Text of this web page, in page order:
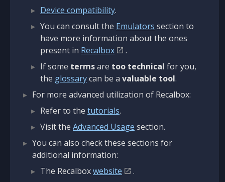
Device compatibility.
You can consult the Emulators section to
have more information about the ones
present in Recalbox
.
If some termsare too technical for you,
the glossarycan be a valuable tool.
For more advanced utilization of Recalbox:
Refer to the tutorials.
Visit the Advanced Usage section.
You can also check these sections for
additional information:
The Recalboxwebsite
.